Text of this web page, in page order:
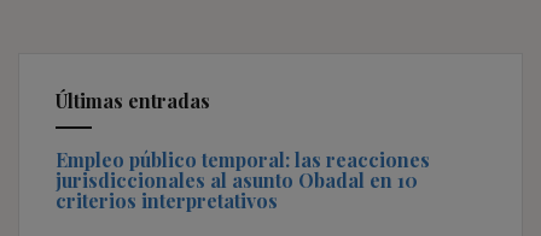
Últimas entradas
Empleo público temporal: las reacciones
jurisdiccionales al asunto Obadal en 10
criterios interpretativos